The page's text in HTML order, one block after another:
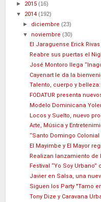
► 2015 (16)
▼ 2014 (192)
► diciembre(23)
▼ noviembre(30)
El Jaraguense Erick
Reabre sus puertas el
José Montoro llega
Cayenart le da la
Talento, cuerpo y
FODATUR presenta
Modelo Dominicana
Locos y Suelto, nuevo
Arte, Música y
“Santo Domingo
El Mayimbe y El Mayor
Realizan lanzamiento de
Festival “Yo Soy
Javier en Salsa, una
Siguen los Party "Tamo
Tony Dize y Caravana